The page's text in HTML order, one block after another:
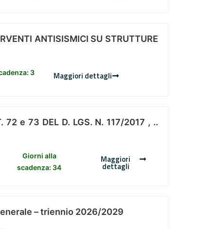
ANTISISMICI SU STRUTTURE
3 Maggiori dettagli
72 e 73 DEL D. LGS. N. 117/2017 , ..
Giorni alla
scadenza: 34
Maggiori
dettagli
– triennio 2026/2029